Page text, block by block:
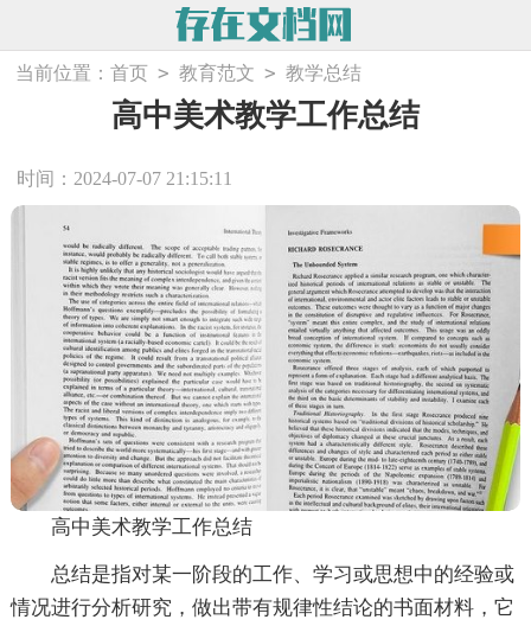
当前位置：首页 > 教育范文 > 教学总结
高中美术教学工作总结
时间：2024-07-07 21:15:11
高中美术教学工作总结
总结是指对某一阶段的工作、学习或思想中的经验或
情况进行分析研究，做出带有规律性结论的书面材料，它